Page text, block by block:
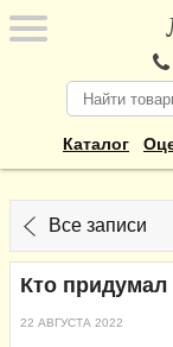
Каталог
Все записи
Кто
22 АВГУСТА 2022